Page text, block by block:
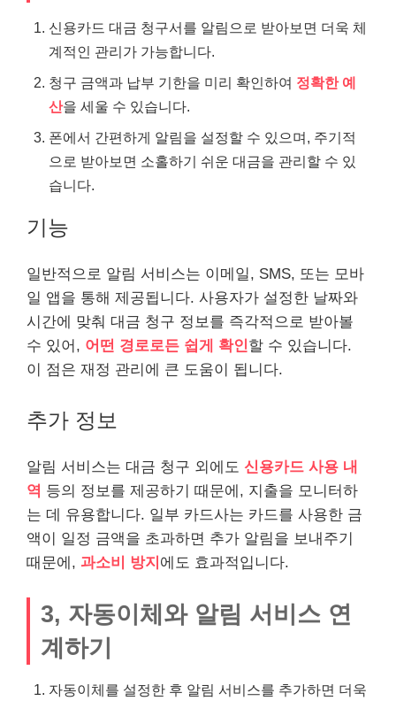
신용카드 대금 청구서를 알림으로 받아보면 더욱 체
계적인 관리가 가능합니다.
청구 금액과 납부 기한을 미리 확인하여 정확한 예
산을 세울 수 있습니다.
폰에서 간편하게 알림을 설정할 수 있으며, 주기적
으로 받아보면 소홀하기 쉬운 대금을 관리할 수 있
습니다.
기능
일반적으로 알림 서비스는 이메일, SMS, 또는 모바
일 앱을 통해 제공됩니다. 사용자가 설정한 날짜와
시간에 맞춰 대금 청구 정보를 즉각적으로 받아볼
수 있어, 어떤 경로로든 쉽게 확인할 수 있습니다.
이 점은 재정 관리에 큰 도움이 됩니다.
추가 정보
알림 서비스는 대금 청구 외에도 신용카드 사용 내
역 등의 정보를 제공하기 때문에, 지출을 모니터하
는 데 유용합니다. 일부 카드사는 카드를 사용한 금
액이 일정 금액을 초과하면 추가 알림을 보내주기
때문에, 과소비 방지 에도 효과적입니다.
3, 자동이체와 알림 서비스 연
계하기
자동이체를 설정한 후 알림 서비스를 추가하면 더욱